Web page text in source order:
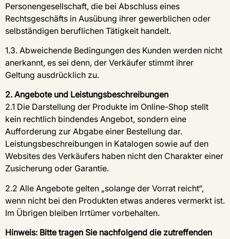
Personengesellschaft, die bei Abschluss eines
Rechtsgeschäfts in Ausübung ihrer gewerblichen oder
selbständigen beruflichen Tätigkeit handelt.
1.3. Abweichende Bedingungen des Kunden werden nicht
anerkannt, es sei denn, der Verkäufer stimmt ihrer
Geltung ausdrücklich zu.
2. Angebote und Leistungsbeschreibungen
2.1 Die Darstellung der Produkte im Online-Shop stellt
kein rechtlich bindendes Angebot, sondern eine
Aufforderung zur Abgabe einer Bestellung dar.
Leistungsbeschreibungen in Katalogen sowie auf den
Websites des Verkäufers haben nicht den Charakter einer
Zusicherung oder Garantie.
2.2 Alle Angebote gelten „solange der Vorrat reicht“,
wenn nicht bei den Produkten etwas anderes vermerkt ist.
Im Übrigen bleiben Irrtümer vorbehalten.
Hinweis: Bitte tragen Sie nachfolgend die zutreffenden